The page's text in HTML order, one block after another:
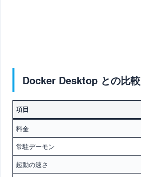
Docker Desktop との比較
項目
料金
常駐デーモン
起動の速さ